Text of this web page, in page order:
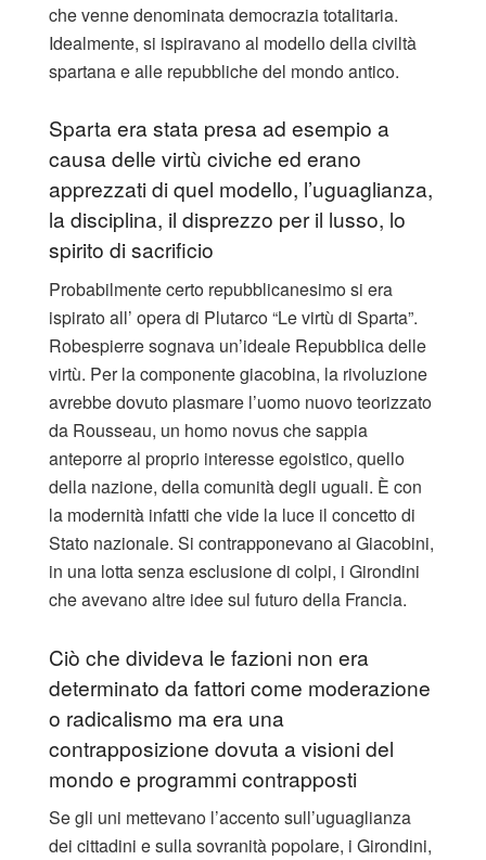
che venne denominata democrazia totalitaria.
Idealmente, si ispiravano al modello della civiltà
spartana e alle repubbliche del mondo antico.
Sparta era stata presa ad esempio a
causa delle virtù civiche ed erano
apprezzati di quel modello, l’uguaglianza,
la disciplina, il disprezzo per il lusso, lo
spirito di sacrificio
Probabilmente certo repubblicanesimo si era
ispirato all’ opera di Plutarco “Le virtù di Sparta”.
Robespierre sognava un’ideale Repubblica delle
virtù. Per la componente giacobina, la rivoluzione
avrebbe dovuto plasmare l’uomo nuovo teorizzato
da Rousseau, un homo novus che sappia
anteporre al proprio interesse egoistico, quello
della nazione, della comunità degli uguali. È con
la modernità infatti che vide la luce il concetto di
Stato nazionale. Si contrapponevano ai Giacobini,
in una lotta senza esclusione di colpi, i Girondini
che avevano altre idee sul futuro della Francia.
Ciò che divideva le fazioni non era
determinato da fattori come moderazione
o radicalismo ma era una
contrapposizione dovuta a visioni del
mondo e programmi contrapposti
Se gli uni mettevano l’accento sull’uguaglianza
dei cittadini e sulla sovranità popolare, i Girondini,